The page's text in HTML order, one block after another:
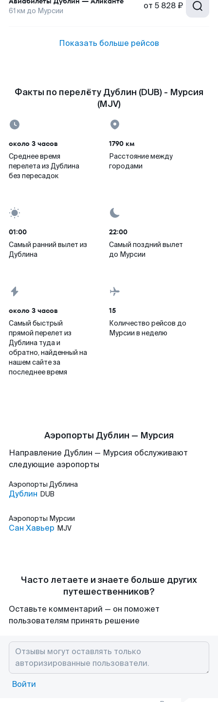
61 км до Мурсии от 5 828 ₽
Показать больше рейсов
Факты по перелёту Дублин (DUB) - Мурсия
(MJV)
около 3 часов
Среднее время
перелета из Дублина
без пересадок
1790 км
Расстояние между
городами
01:00
Самый ранний вылет из
Дублина
22:00
Самый поздний вылет
до Мурсии
около 3 часов
Самый быстрый
прямой перелет из
Дублина туда и
обратно, найденный на
нашем сайте за
последнее время
15
Количество рейсов до
Мурсии в неделю
Аэропорты Дублин — Мурсия
Направление Дублин — Мурсия обслуживают
следующие аэропорты
Аэропорты Дублина
Дублин DUB
Аэропорты Мурсии
Сан Хавьер MJV
Часто летаете и знаете больше других
путешественников?
Оставьте комментарий — он поможет
пользователям принять решение
Войти